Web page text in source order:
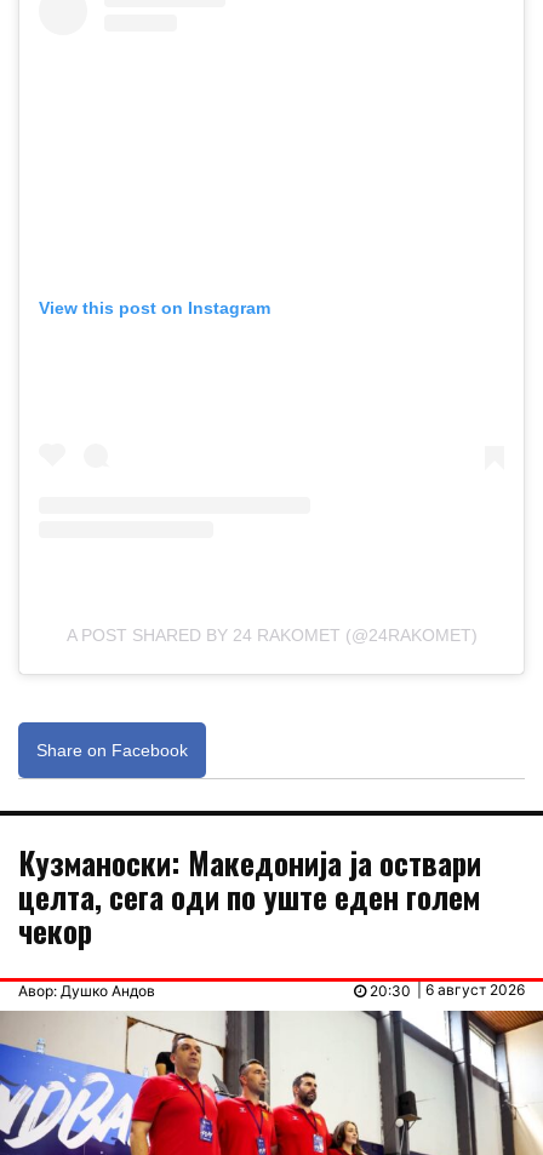
View this post on Instagram
A POST SHARED BY 24 RAKOMET (@24RAKOMET)
Share on Facebook
Кузманоски: Македонија ја оствари
целта, сега оди по уште еден голем
чекор
Авор: Душко Андов | 6 август 2026
20:30